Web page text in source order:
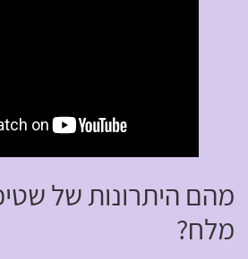
מהם היתרונות של
מלח?